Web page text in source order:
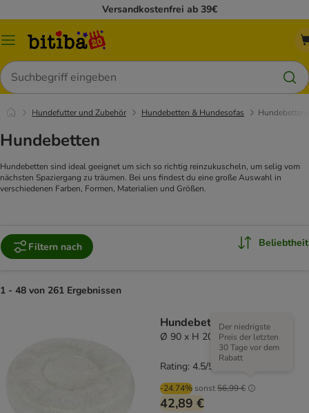
Versandkostenfrei ab 39€
Menü
Suchen
Hundefutter und Zubehör Hundebetten & Hundesofas Hundebetten
Hundebetten
Hundebetten sind ideal geeignet um sich so richtig reinzukuscheln, um selig vom
nächsten Spaziergang zu träumen. Bei uns findest du eine große Auswahl in
verschiedenen Farben, Formen, Materialien und Größen.
Filtern nach Beliebtheit
1 - 48 von 261 Ergebnissen
Hundebett Flocke
Ø 90 x H 20 cm
-24.74% sonst56,99 €
Der niedrigste
Preis der letzten
30 Tage vor dem
Rabatt
42,89 €
Rating: 4.5/5